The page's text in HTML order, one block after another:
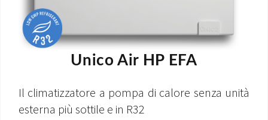
Unico Air HP EFA
Il climatizzatore a pompa di calore senza unità
esterna più sottile e in R32